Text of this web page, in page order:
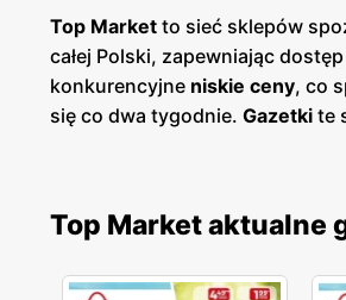
Top Market to sieć sklepów
całej Polski, zapewniając
konkurencyjne niskie ceny, co
się co dwa tygodnie. Gazetki te
wyrobami wspierając
aplikacje mobilne i programy
Top Market aktualne